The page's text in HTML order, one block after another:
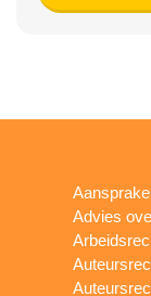
Advies